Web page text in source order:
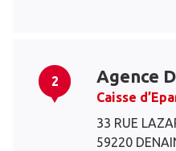
2 Agence
Caisse
33 RUE
59220